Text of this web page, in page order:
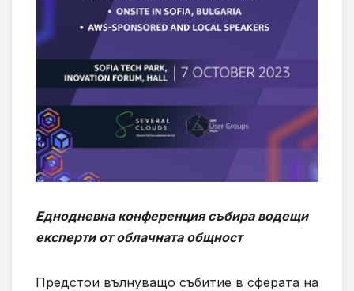
Еднодневна конференция събира водещи
експерти от облачната общност
Предстои вълнуващо събитие в сферата на